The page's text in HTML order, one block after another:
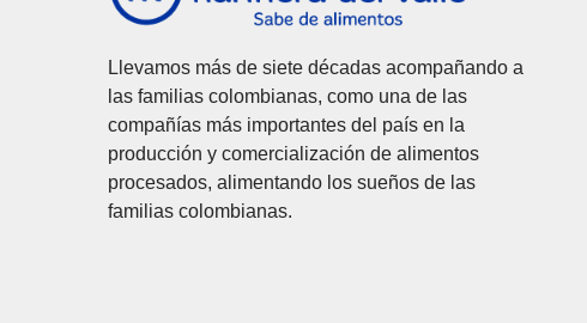
Llevamos más de siete décadas acompañando a
las familias colombianas, como una de las
compañías más importantes del país en la
producción y comercialización de alimentos
procesados, alimentando los sueños de las
familias colombianas.